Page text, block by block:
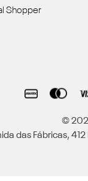
Shopper
©
das Fábricas,